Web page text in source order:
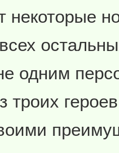
некоторые
одним
троих